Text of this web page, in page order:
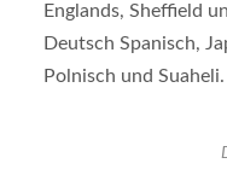
Englands, Sheffield
Deutsch Spanisch,
Polnisch und Suaheli.